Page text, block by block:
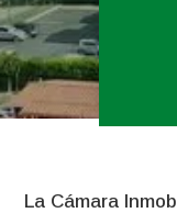
La Cámara